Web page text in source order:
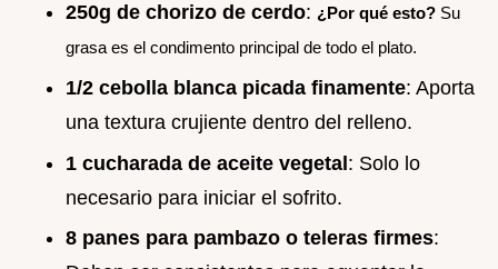
250g de chorizo de cerdo: ¿Por qué esto? Su
grasa es el condimento principal de todo el plato.
1/2 cebolla blanca picada finamente: Aporta
una textura crujiente dentro del relleno.
1 cucharada de aceite vegetal: Solo lo
necesario para iniciar el sofrito.
8 panes para pambazo o teleras firmes: